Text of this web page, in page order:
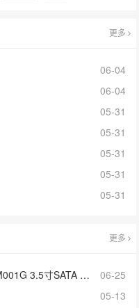
更多
06-04
06-04
05-31
05-31
05-31
05-31
05-31
更多
寸SATA 14TB硬盘
06-25
05-13